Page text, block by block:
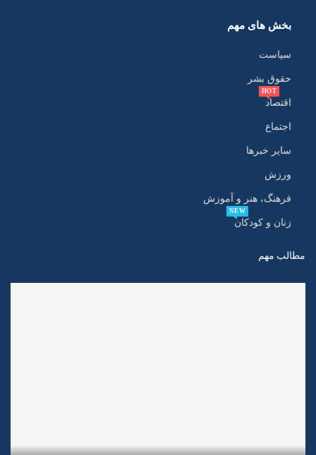
بخش های مهم
سیاست
حقوق بشر
اقتصاد
HOT
اجتماع
سایر خبرها
ورزش
فرهنگ، هنر و آموزش
زنان و کودکان
NEW
مطالب مهم